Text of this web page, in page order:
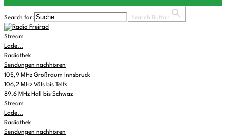
Search for: Search Button
Stream
Lade...
Radiothek
Sendungen nachhören
105,9 MHz Großraum Innsbruck
106,2 MHz Völs bis Telfs
89,6 MHz Hall bis Schwaz
Stream
Lade...
Radiothek
Sendungen nachhören